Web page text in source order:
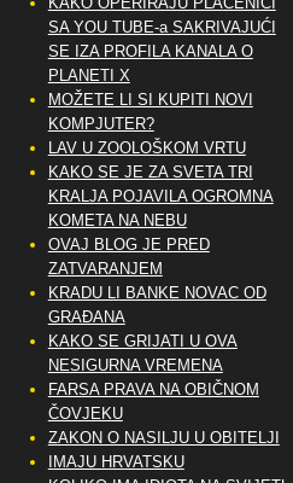
SA YOU TUBE-a SAKRIVAJUĆI
SE IZA PROFILA KANALA O
PLANETI X
MOŽETE LI SI KUPITI NOVI
KOMPJUTER?
LAV U ZOOLOŠKOM VRTU
KAKO SE JE ZA SVETA TRI
KRALJA POJAVILA OGROMNA
KOMETA NA NEBU
OVAJ BLOG JE PRED
ZATVARANJEM
KRADU LI BANKE NOVAC OD
GRAĐANA
KAKO SE GRIJATI U OVA
NESIGURNA VREMENA
FARSA PRAVA NA OBIČNOM
ČOVJEKU
ZAKON O NASILJU U OBITELJI
IMAJU HRVATSKU